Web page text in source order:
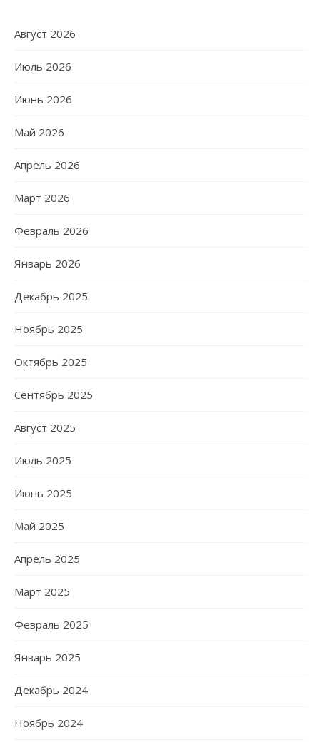
Август 2026
Июль 2026
Июнь 2026
Май 2026
Апрель 2026
Март 2026
Февраль 2026
Январь 2026
Декабрь 2025
Ноябрь 2025
Октябрь 2025
Сентябрь 2025
Август 2025
Июль 2025
Июнь 2025
Май 2025
Апрель 2025
Март 2025
Февраль 2025
Январь 2025
Декабрь 2024
Ноябрь 2024